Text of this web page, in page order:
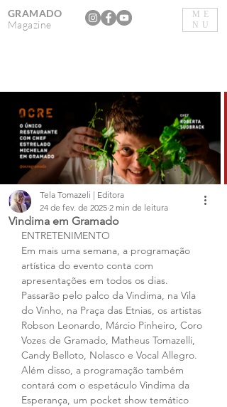
ME
NU
GRAMADO
Magazine
Vindima em Gramado
Tela Tomazeli | Editora
24 de fev. de 2025 2 min de leitura
ENTRETENIMENTO
Em mais uma semana, a programação
artística do evento conta com
apresentações em todos os dias.
Passarão pelo palco da Vindima, na Vila
do Vinho, na Praça das Etnias, os artistas
Robson Leonardo, Márcio Pinheiro, Coro
Vozes de Gramado, Matheus Tomazelli,
Candy Belloto, Nolasco e Vocal Allegro.
Além disso, a programação também
contará com o espetáculo Vindima da
Esperança, um pocket show temático